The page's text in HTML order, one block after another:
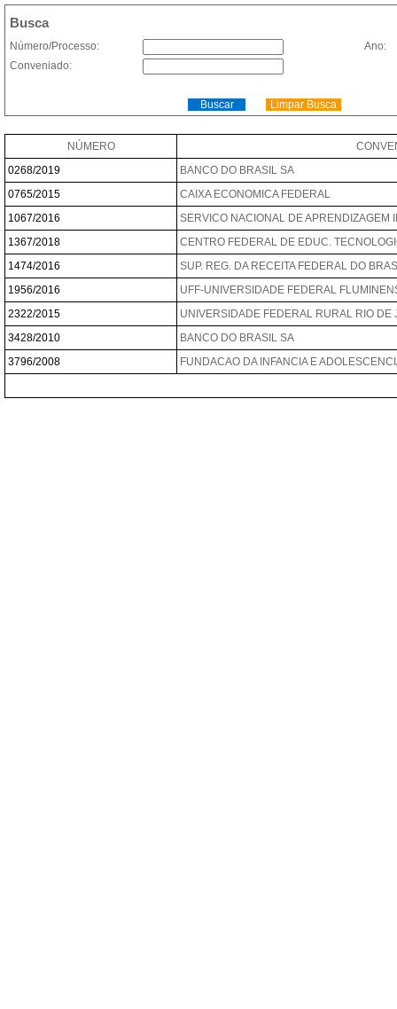
Busca
Número/Processo:
Ano:
Conveniado:
NÚMERO
0268/2019
BANCO DO BRASIL SA
0765/2015
CAIXA ECONOMICA FEDERAL
1067/2016
SERVICO NACIONAL DE APRENDIZAGEM
1367/2018
CENTRO FEDERAL DE EDUC.
1474/2016
SUP. REG. DA RECEITA FEDERAL DO
1956/2016
UFF-UNIVERSIDADE FEDERAL
2322/2015
UNIVERSIDADE FEDERAL RURAL RIO DE
3428/2010
BANCO DO BRASIL SA
3796/2008
FUNDACAO DA INFANCIA E